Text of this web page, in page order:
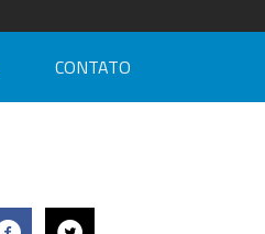
CONTATO